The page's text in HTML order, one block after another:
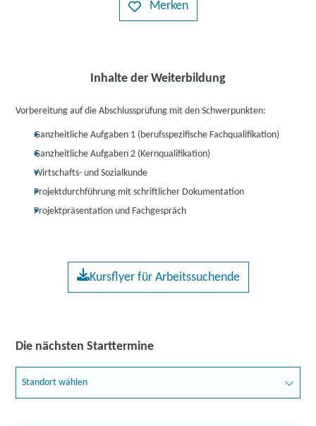
Merken
Inhalte der Weiterbildung
Vorbereitung auf die Abschlussprüfung mit den Schwerpunkten:
Ganzheitliche Aufgaben 1 (berufsspezifische Fachqualifikation)
Ganzheitliche Aufgaben 2 (Kernqualifikation)
Wirtschafts- und Sozialkunde
Projektdurchführung mit schriftlicher Dokumentation
Projektpräsentation und Fachgespräch
Kursflyer für Arbeitssuchende
Die nächsten Starttermine
Standort wählen